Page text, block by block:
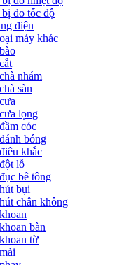
đo tốc độ
điện
máy khác
nhám
sàn
lọng
cóc
bóng
khắc
lỗ
bê tông
bụi
chân không
bàn
từ